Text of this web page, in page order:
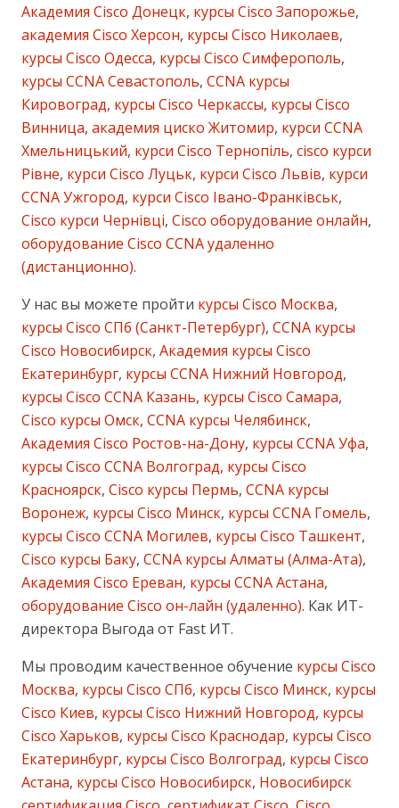
Академия Cisco Донецк, курсы Cisco Запорожье,
академия Cisco Херсон, курсы Cisco Николаев,
курсы Cisco Одесса, курсы Cisco Симферополь,
курсы CCNA Севастополь, CCNA курсы
Кировоград, курсы Cisco Черкассы, курсы Cisco
Винница, академия циско Житомир, курси CCNA
Хмельницький, курси Cisco Тернопіль, cisco курси
Рівне, курси Cisco Луцьк, курси Cisco Львів, курси
CCNA Ужгород, курси Cisco Івано-Франківськ,
Cisco курси Чернівці, Cisco оборудование онлайн,
оборудование Cisco CCNA удаленно
(дистанционно).
У нас вы можете пройти курсы Cisco Москва,
курсы Cisco СПб (Санкт-Петербург), CCNA курсы
Cisco Новосибирск, Академия курсы Cisco
Екатеринбург, курсы CCNA Нижний Новгород,
курсы Cisco CCNA Казань, курсы Cisco Самара,
Cisco курсы Омск, CCNA курсы Челябинск,
Академия Cisco Ростов-на-Дону, курсы CCNA Уфа,
курсы Cisco CCNA Волгоград, курсы Cisco
Красноярск, Cisco курсы Пермь, CCNA курсы
Воронеж, курсы Cisco Минск, курсы CCNA Гомель,
курсы Cisco CCNA Могилев, курсы Cisco Ташкент,
Cisco курсы Баку, CCNA курсы Алматы (Алма-Ата),
Академия Cisco Ереван, курсы CCNA Астана,
оборудование Cisco он-лайн (удаленно). Как ИТ-
директора Выгода от Fast ИТ.
Мы проводим качественное обучение курсы Cisco
Москва, курсы Cisco СПб, курсы Cisco Минск, курсы
Cisco Киев, курсы Cisco Нижний Новгород, курсы
Cisco Харьков, курсы Cisco Краснодар, курсы Cisco
Екатеринбург, курсы Cisco Волгоград, курсы Cisco
Астана, курсы Cisco Новосибирск, Новосибирск